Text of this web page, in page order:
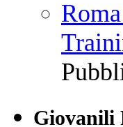
Giovanili